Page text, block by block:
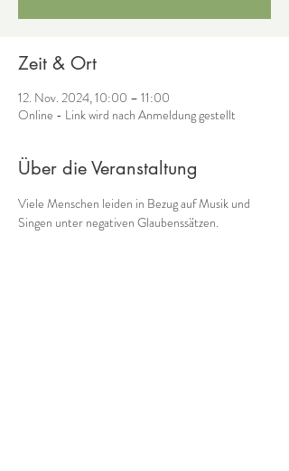
Zeit & Ort
12. Nov. 2024, 10:00 – 11:00
Online - Link wird nach Anmeldung gestellt
Über die Veranstaltung
Viele Menschen leiden in Bezug auf Musik und
Singen unter negativen Glaubenssätzen.